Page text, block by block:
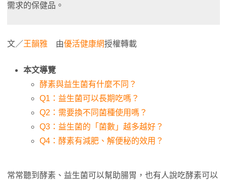
需求的保健品。
文／王韻雅 由優活健康網授權轉載
本文導覽
酵素與益生菌有什麼不同？
Q1：益生菌可以長期吃嗎？
Q2：需要換不同菌種使用嗎？
Q3：益生菌的「菌數」越多越好？
Q4：酵素有減肥、解便秘的效用？
常常聽到酵素、益生菌可以幫助腸胃，也有人說吃酵素可以